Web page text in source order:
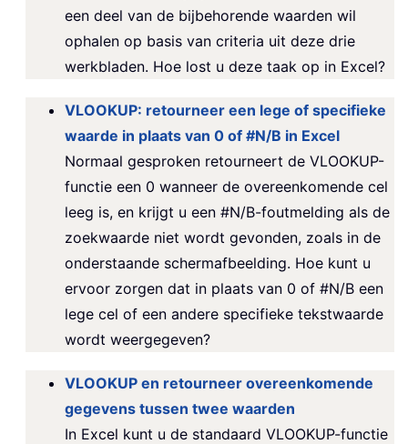
een deel van de bijbehorende waarden wil
ophalen op basis van criteria uit deze drie
werkbladen. Hoe lost u deze taak op in Excel?
VLOOKUP: retourneer een lege of specifieke
waarde in plaats van 0 of #N/B in Excel
Normaal gesproken retourneert de VLOOKUP-
functie een 0 wanneer de overeenkomende cel
leeg is, en krijgt u een #N/B-foutmelding als de
zoekwaarde niet wordt gevonden, zoals in de
onderstaande schermafbeelding. Hoe kunt u
ervoor zorgen dat in plaats van 0 of #N/B een
lege cel of een andere specifieke tekstwaarde
wordt weergegeven?
VLOOKUP en retourneer overeenkomende
gegevens tussen twee waarden
In Excel kunt u de standaard VLOOKUP-functie